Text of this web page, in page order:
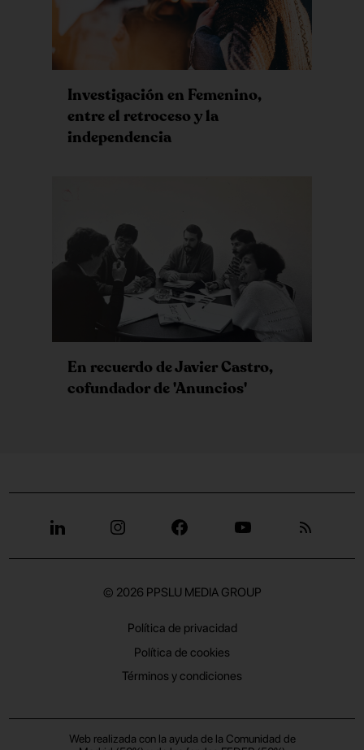
Investigación en Femenino,
entre el retroceso y la
independencia
En recuerdo de Javier Castro,
cofundador de 'Anuncios'
© 2026 PPSLU MEDIA GROUP
Política de privacidad
Política de cookies
Términos y condiciones
Web realizada con la ayuda de la Comunidad de